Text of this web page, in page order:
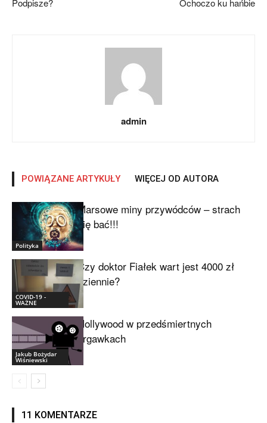
admin
POWIĄZANE ARTYKUŁY WIĘCEJ OD AUTORA
Polityka
Marsowe miny przywódców – strach
się bać!!!
COVID-19 -
WAŻNE
Czy doktor Fiałek wart jest 4000 zł
dziennie?
Jakub Bożydar
Wiśniewski
Hollywood w przedśmiertnych
drgawkach
11 KOMENTARZE